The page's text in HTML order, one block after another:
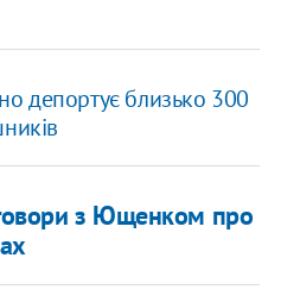
депортує близько 300
з Ющенком про